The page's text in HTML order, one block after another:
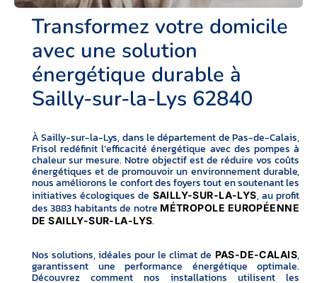
Transformez votre domicile
avec une solution
énergétique durable à
Sailly-sur-la-Lys 62840
À Sailly-sur-la-Lys, dans le département de Pas-de-Calais,
Frisol redéfinit l’efficacité énergétique avec des pompes à
chaleur sur mesure. Notre objectif est de réduire vos coûts
énergétiques et de promouvoir un environnement durable,
nous améliorons le confort des foyers tout en soutenant les
initiatives écologiques de SAILLY-SUR-LA-LYS, au profit
des 3883 habitants de notre MÉTROPOLE EUROPÉENNE
DE SAILLY-SUR-LA-LYS.
Nos solutions, idéales pour le climat de PAS-DE-CALAIS,
garantissent une performance énergétique optimale.
Découvrez comment nos installations utilisent les